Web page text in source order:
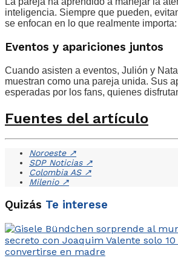
inteligencia. Siempre que pueden,
se enfocan en lo que realmente
Eventos y apariciones juntos
Cuando asisten a eventos, Julión y
muestran como una pareja unida. Sus
esperadas por los fans, quienes
Fuentes del artículo
Noroeste ↗
SDP Noticias ↗
Colombia AS ↗
Milenio ↗
Quizás Te interese